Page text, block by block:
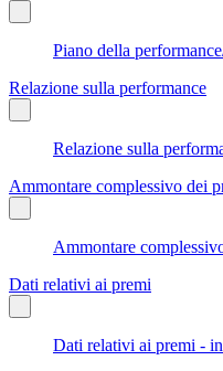
Piano della
Relazione sulla performance
Relazione sulla
Ammontare complessivo dei
Ammontare
Dati relativi ai premi
Dati relativi ai premi -